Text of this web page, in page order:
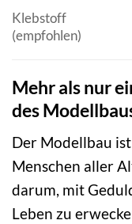
Klebstoff
(empfohlen)
Mehr als nur
des
Der Modellbau
Menschen aller
darum, mit
Leben zu